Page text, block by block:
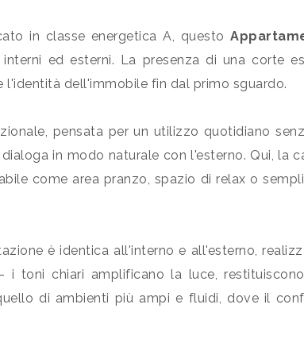
in classe energetica A, questo
ed esterni. La presenza di una corte
dell'immobile fin dal primo sguardo.
pensata per un utilizzo quotidiano
in modo naturale con l'esterno. Qui, la
come area pranzo, spazio di relax o
è identica all'interno e all'esterno,
toni chiari amplificano la luce,
di ambienti più ampi e fluidi, dove il